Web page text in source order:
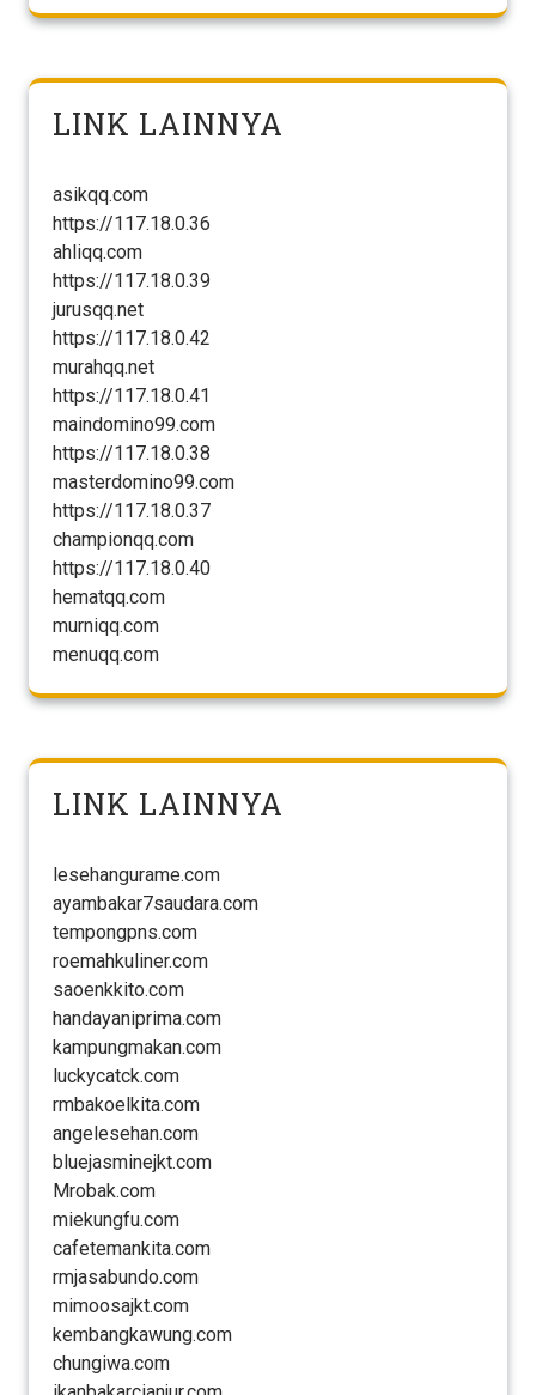
LINK LAINNYA
asikqq.com
https://117.18.0.36
ahliqq.com
https://117.18.0.39
jurusqq.net
https://117.18.0.42
murahqq.net
https://117.18.0.41
maindomino99.com
https://117.18.0.38
masterdomino99.com
https://117.18.0.37
championqq.com
https://117.18.0.40
hematqq.com
murniqq.com
menuqq.com
LINK LAINNYA
lesehangurame.com
ayambakar7saudara.com
tempongpns.com
roemahkuliner.com
saoenkkito.com
handayaniprima.com
kampungmakan.com
luckycatck.com
rmbakoelkita.com
angelesehan.com
bluejasminejkt.com
Mrobak.com
miekungfu.com
cafetemankita.com
rmjasabundo.com
mimoosajkt.com
kembangkawung.com
chungiwa.com